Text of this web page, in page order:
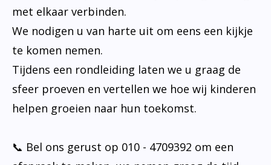
met elkaar verbinden.
We nodigen u van harte uit om eens een kijkje
te komen nemen.
Tijdens een rondleiding laten we u graag de
sfeer proeven en vertellen we hoe wij kinderen
helpen groeien naar hun toekomst.
📞 Bel ons gerust op 010 - 4709392 om een